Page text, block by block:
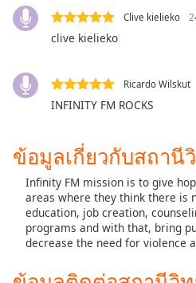
Area
Background
Opacity
Size
Edge
Style
Clive kielieko
clive kielieko
Ricardo Wilskut
INFINITY FM ROCKS
ข้อมูลเกี่ยวกับสถานี
Infinity FM mission is to give
areas where they think there is
education, job creation,
programs and with that, bring
decrease the need for violence